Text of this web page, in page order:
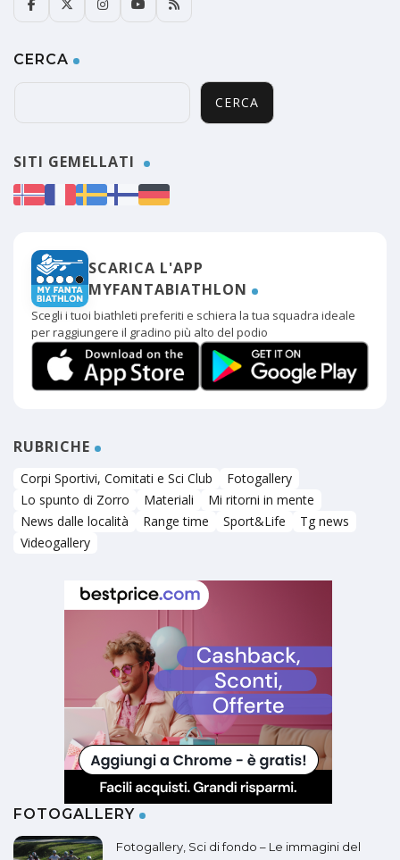
CERCA
CERCA
SITI GEMELLATI
SCARICA L'APP
MYFANTABIATHLON
Scegli i tuoi biathleti preferiti e schiera la tua squadra ideale
per raggiungere il gradino più alto del podio
RUBRICHE
Corpi Sportivi, Comitati e Sci Club
Fotogallery
Lo spunto di Zorro
Materiali
Mi ritorni in mente
News dalle località
Range time Sport&Life
Tg news
Videogallery
FOTOGALLERY
Fotogallery, Sci di fondo – Le immagini del